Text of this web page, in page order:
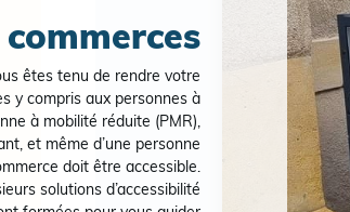
êtes tenu de rendre votre
y compris aux personnes à
à mobilité réduite (PMR),
et même d’une personne
doit être accessible.
solutions d’accessibilité